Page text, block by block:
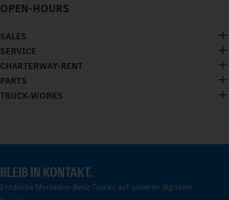
OPEN-HOURS
SALES
SERVICE
CHARTERWAY-RENT
PARTS
TRUCK-WORKS
BLEIB IN KONTAKT.
Entdecke Mercedes-Benz Trucks auf unseren digitalen